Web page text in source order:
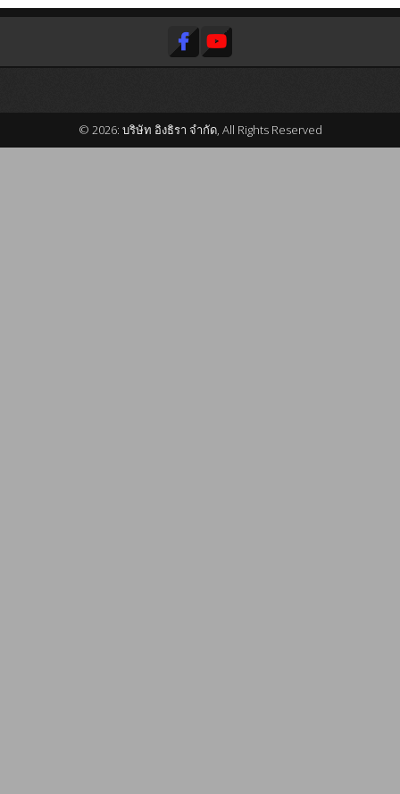
© 2026: บริษัท อิงธิรา จำกัด, All Rights Reserved